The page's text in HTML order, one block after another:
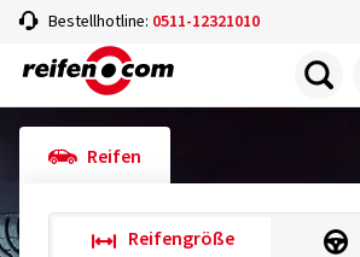
Bestellhotline: 0511-12321010
Reifen
Reifengröße